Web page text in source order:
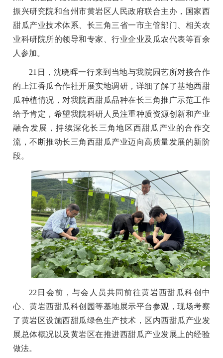
振兴研究院和台州市黄岩区人民政府联合主办，国家西
甜瓜产业技术体系、长三角三省一市主管部门、相关农
业科研院所的领导和专家、行业企业及瓜农代表等百余
人参加。
21日，沈晓晖一行来到当地与我院园艺所对接合作
的上江香瓜合作社开展实地调研，详细了解了基地西甜
瓜种植情况，对我院西甜瓜品种在长三角推广示范工作
给予肯定，希望我院科研人员注重种质资源创新和产业
融合发展，持续深化长三角地区西甜瓜产业的合作交
流，不断推动长三角西甜瓜产业迈向高质量发展的新阶
段。
22日会前，与会人员共同前往黄岩西甜瓜科创中
心、黄岩西甜瓜科创园等基地展示平台参观，现场考察
了黄岩区设施西甜瓜绿色生产技术，区内西甜瓜产业发
展总体概况以及黄岩区在推进西甜瓜产业发展上的经验
做法。